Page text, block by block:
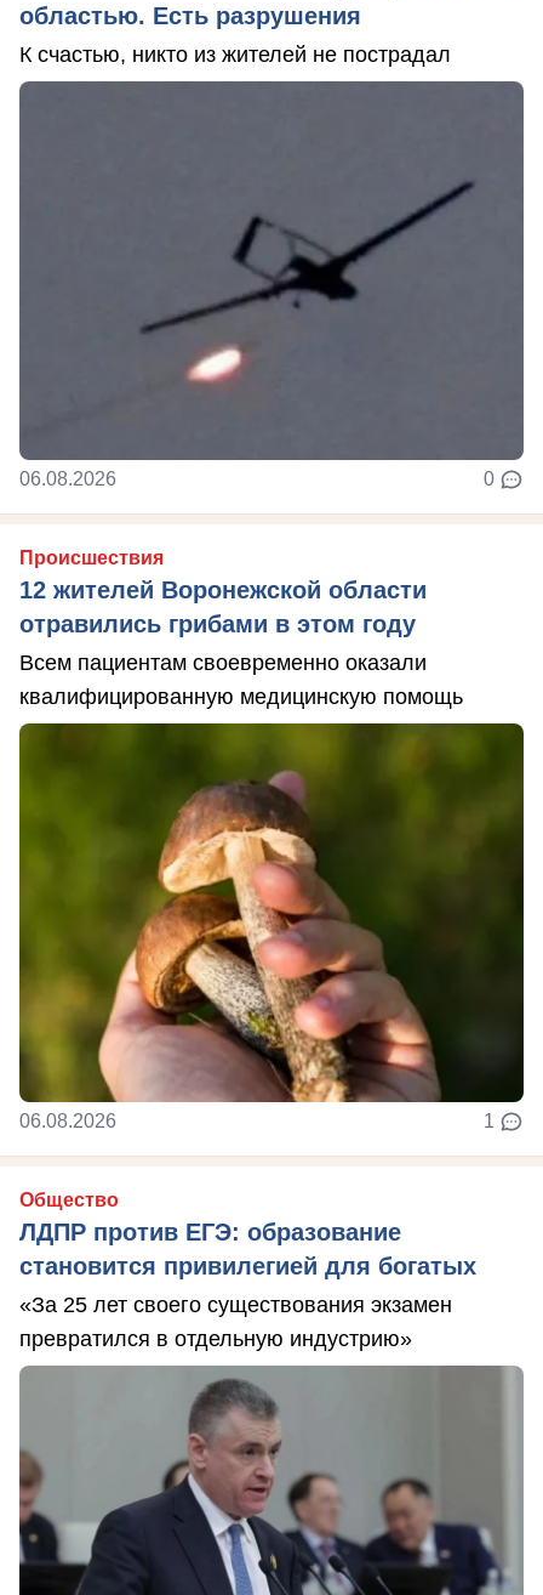
областью. Есть разрушения
К счастью, никто из жителей не пострадал
06.08.2026 0
Происшествия
12 жителей Воронежской области
отравились грибами в этом году
Всем пациентам своевременно оказали
квалифицированную медицинскую помощь
06.08.2026 1
Общество
ЛДПР против ЕГЭ: образование
становится привилегией для богатых
«За 25 лет своего существования экзамен
превратился в отдельную индустрию»